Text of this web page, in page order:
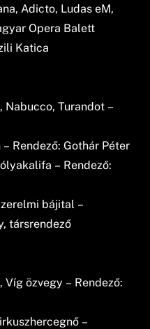
Adicto, Ludas eM,
Opera Balett
Katica
Nabucco, Turandot –
Rendező: Gothár Péter
– Rendező:
bájital –
társrendező
özvegy – Rendező:
–